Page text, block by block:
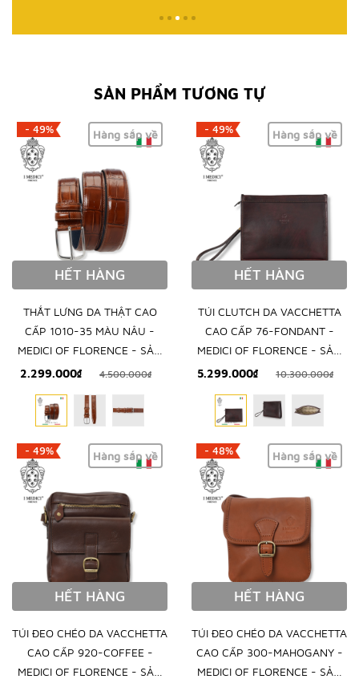
SẢN PHẨM TƯƠNG TỰ
- 49% Hàng sắp về
HẾT HÀNG
THẮT LƯNG DA THẬT CAO
CẤP 1010-35 MÀU NÂU -
MEDICI OF FLORENCE - SẢN
XUẤT THỦ CÔNG TẠI ITALIA
2.299.000₫ 4.500.000₫
- 49% Hàng sắp về
HẾT HÀNG
TÚI CLUTCH DA VACCHETTA
CAO CẤP 76-FONDANT -
MEDICI OF FLORENCE - SẢN
XUẤT THỦ CÔNG TẠI ITALY
5.299.000₫ 10.300.000₫
- 49% Hàng sắp về
HẾT HÀNG
TÚI ĐEO CHÉO DA VACCHETTA
CAO CẤP 920-COFFEE -
MEDICI OF FLORENCE - SẢN
- 48% Hàng sắp về
HẾT HÀNG
TÚI ĐEO CHÉO DA VACCHETTA
CAO CẤP 300-MAHOGANY -
MEDICI OF FLORENCE - SẢN